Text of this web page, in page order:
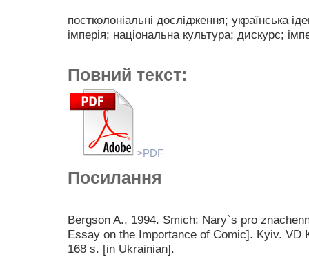
постколоніальні дослідження; українська
імперія; національна культура; дискурс;
Повний текст:
>PDF
Посилання
Bergson A., 1994. Smich: Nary`s pro
Essay on the Importance of Comic]. Kyiv. VD
168 s. [in Ukrainian].